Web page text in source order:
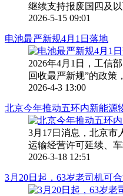
继续支持报废国四及
2026-5-15 09:01
电池最严新规4月1日落地
2026年4月1日，工信
回收最严新规”的政策
2026-4-3 13:00
北京今年推动五环内新能源
3月17日消息，北京市
运输经营许可延续、
2026-3-18 12:51
3月20日起，63岁老司机可